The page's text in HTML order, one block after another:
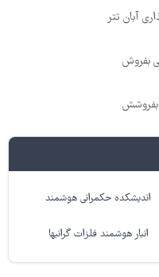
آبان تتر
بفروشش
اندیشکده حکمرانی هوشمند
انبار هوشمند فلزات گرانبها